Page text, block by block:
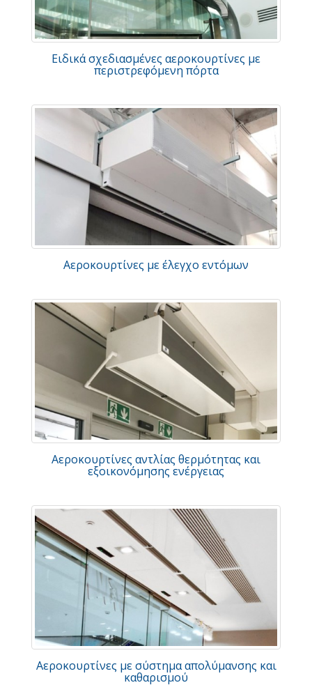
Ειδικά σχεδιασμένες αεροκουρτίνες με
περιστρεφόμενη πόρτα
Αεροκουρτίνες με έλεγχο εντόμων
Αεροκουρτίνες αντλίας θερμότητας και
εξοικονόμησης ενέργειας
Αεροκουρτίνες με σύστημα απολύμανσης και
καθαρισμού